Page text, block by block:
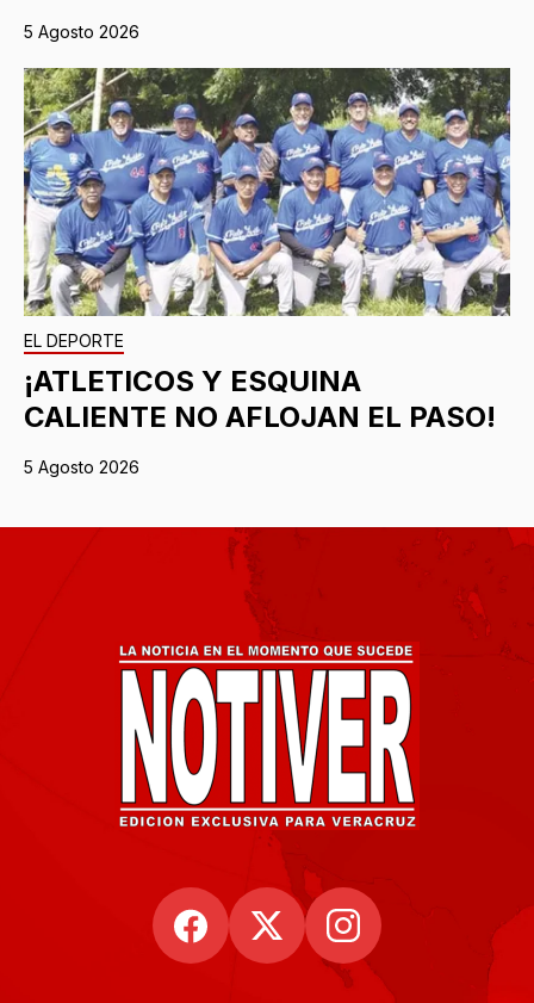
5 Agosto 2026
EL DEPORTE
¡ATLETICOS Y ESQUINA
CALIENTE NO AFLOJAN EL PASO!
5 Agosto 2026